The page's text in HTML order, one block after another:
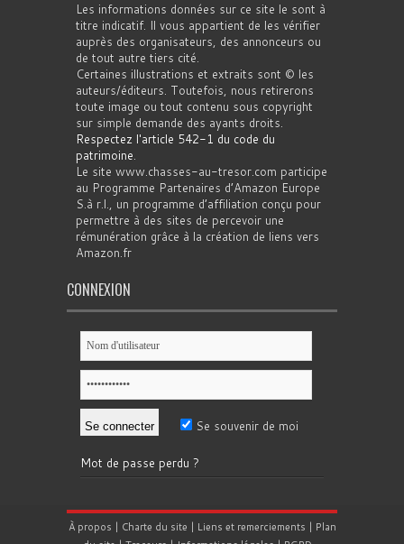
Les informations données sur ce site le sont à
titre indicatif. Il vous appartient de les vérifier
auprès des organisateurs, des annonceurs ou
de tout autre tiers cité.
Certaines illustrations et extraits sont © les
auteurs/éditeurs. Toutefois, nous retirerons
toute image ou tout contenu sous copyright
sur simple demande des ayants droits.
Respectez l'article 542-1 du code du
patrimoine.
Le site www.chasses-au-tresor.com participe
au Programme Partenaires d’Amazon Europe
S.à r.l., un programme d’affiliation conçu pour
permettre à des sites de percevoir une
rémunération grâce à la création de liens vers
Amazon.fr
CONNEXION
Se souvenir de moi
Mot de passe perdu ?
À propos | Charte du site | Liens et remerciements | Plan